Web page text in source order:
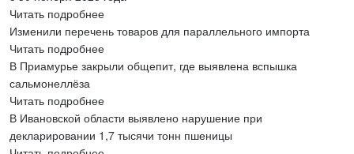
Читать подробнее
Изменили перечень товаров для параллельного импорта
Читать подробнее
В Приамурье закрыли общепит, где выявлена вспышка
сальмонеллёза
Читать подробнее
В Ивановской области выявлено нарушение при
декларировании 1,7 тысячи тонн пшеницы